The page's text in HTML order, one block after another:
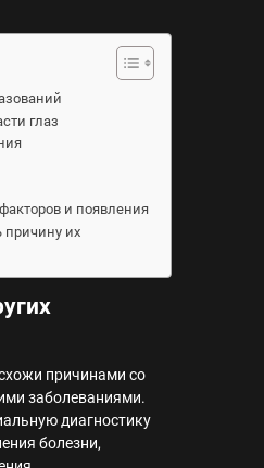
глаз
и появления
причину их
причинами со
заболеваниями.
диагностику
болезни,